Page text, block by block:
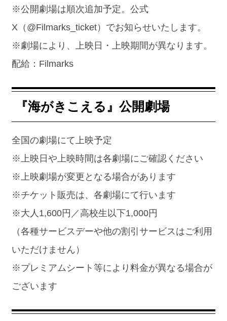
※公開劇場は順次追加予定。公式
X（@Filmarks_ticket）でお知らせいたします。
※劇場により、上映日・上映期間が異なります。
配給：Filmarks
『海がきこえる』公開劇場
全国の劇場にて上映予定
※上映日や上映時間は各劇場にご確認ください
※上映劇場が変更となる場合があります
※チケット販売は、各劇場にて行います
※大人1,600円／高校生以下1,000円
（各種サービスデーや他の割引サービスはご利用
いただけません）
※プレミアムシート等により料金が異なる場合が
ございます